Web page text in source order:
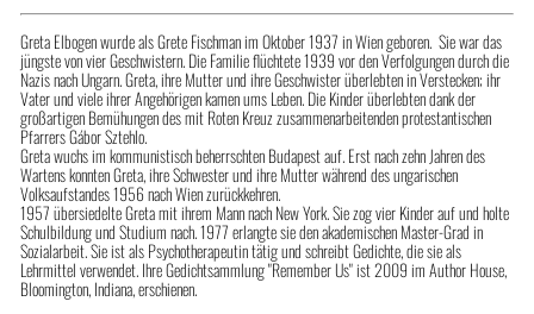
Greta Elbogen wurde als Grete Fischman im Oktober 1937 in Wien geboren. Sie war das
jüngste von vier Geschwistern. Die Familie flüchtete 1939 vor den Verfolgungen durch die
Nazis nach Ungarn. Greta, ihre Mutter und ihre Geschwister überlebten in Verstecken; ihr
Vater und viele ihrer Angehörigen kamen ums Leben. Die Kinder überlebten dank der
großartigen Bemühungen des mit Roten Kreuz zusammenarbeitenden protestantischen
Pfarrers Gábor Sztehlo.
Greta wuchs im kommunistisch beherrschten Budapest auf. Erst nach zehn Jahren des
Wartens konnten Greta, ihre Schwester und ihre Mutter während des ungarischen
Volksaufstandes 1956 nach Wien zurückkehren.
1957 übersiedelte Greta mit ihrem Mann nach New York. Sie zog vier Kinder auf und holte
Schulbildung und Studium nach. 1977 erlangte sie den akademischen Master-Grad in
Sozialarbeit. Sie ist als Psychotherapeutin tätig und schreibt Gedichte, die sie als
Lehrmittel verwendet. Ihre Gedichtsammlung "Remember Us" ist 2009 im Author House,
Bloomington, Indiana, erschienen.